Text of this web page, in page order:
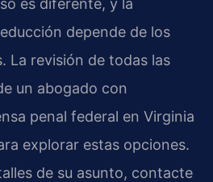
es diferente, y la
depende de los
La revisión de todas las
un abogado con
penal federal en Virginia
explorar estas opciones.
de su asunto, contacte